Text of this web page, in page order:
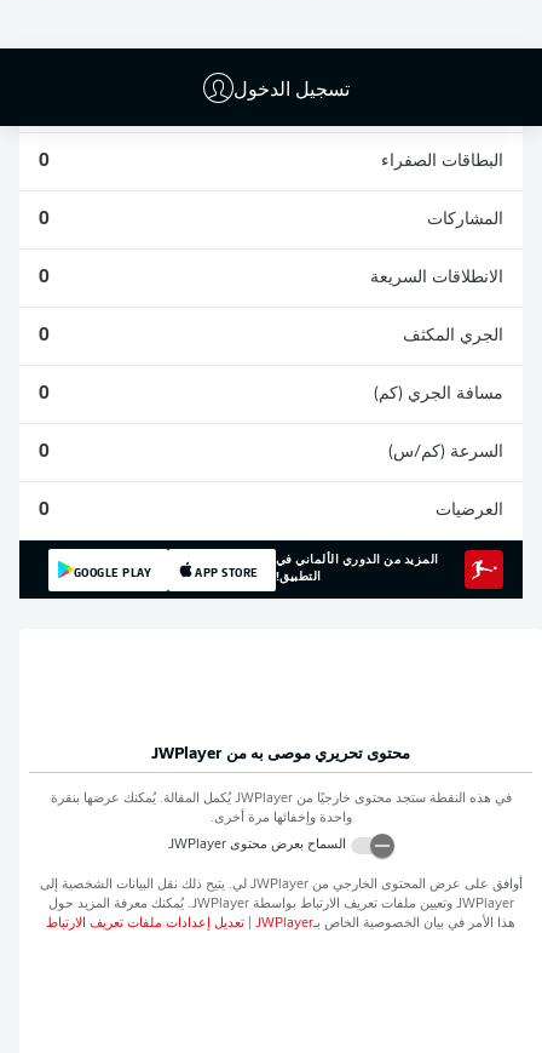
تسجيل الدخول
البطاقات الصفراء 0
المشاركات 0
الانطلاقات السريعة 0
الجري المكثف 0
مسافة الجري (كم) 0
السرعة (كم/س) 0
العرضيات 0
المزيد من الدوري الألماني في
التطبيق!
APP STORE
GOOGLE PLAY
محتوى تحريري موصى به من JWPlayer
في هذه النقطة ستجد محتوى خارجيًا منJWPlayer يُكمل المقالة. يُمكنك عرضها بنقرة
واحدة وإخفائها مرة أخرى.
السماح بعرض محتوىJWPlayer
أوافق على عرض المحتوى الخارجي منJWPlayer لي. يتيح ذلك نقل البيانات الشخصية إلى
JWPlayer وتعيين ملفات تعريف الارتباط بواسطةJWPlayer. يُمكنك معرفة المزيد حول
هذا الأمر في بيان الخصوصية الخاص بـJWPlayer تعديل إعدادات ملفات تعريف الارتباط